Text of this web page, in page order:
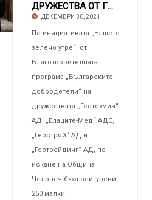
ДРУЖЕСТВА ОТ ГРУПА ГЕОТЕХМИН Предоставиха на
ДЕКЕМВРИ 30, 2021
По инициативата „Нашето
зелено утре“, от
Благотворителната
програма „Българските
добродетели“ на
дружествата „Геотехмин“
АД, „Елаците-Мед“ АДС,
„Геострой“ АД и
„Геотрейдинг“ АД, по
искане на Община
Челопеч бяха осигурени
250 малки.